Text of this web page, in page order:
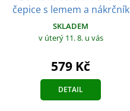
čepice s lemem a nákrčník
SKLADEM
v úterý 11. 8. u vás
579 Kč
DETAIL